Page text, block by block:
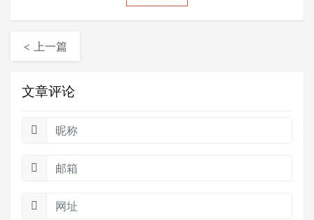
< 上一篇
文章评论